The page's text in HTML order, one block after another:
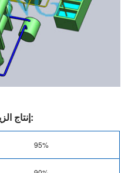
إنتاج الزيت من المواد البلاستيكية المختلفة:
95%